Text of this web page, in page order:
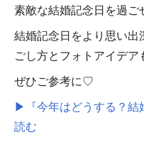
素敵な結婚記念日を過ご
結婚記念日をより思い
ごし方とフォトアイデア
ぜひご参考に♡
▶『今年はどうする？結
読む